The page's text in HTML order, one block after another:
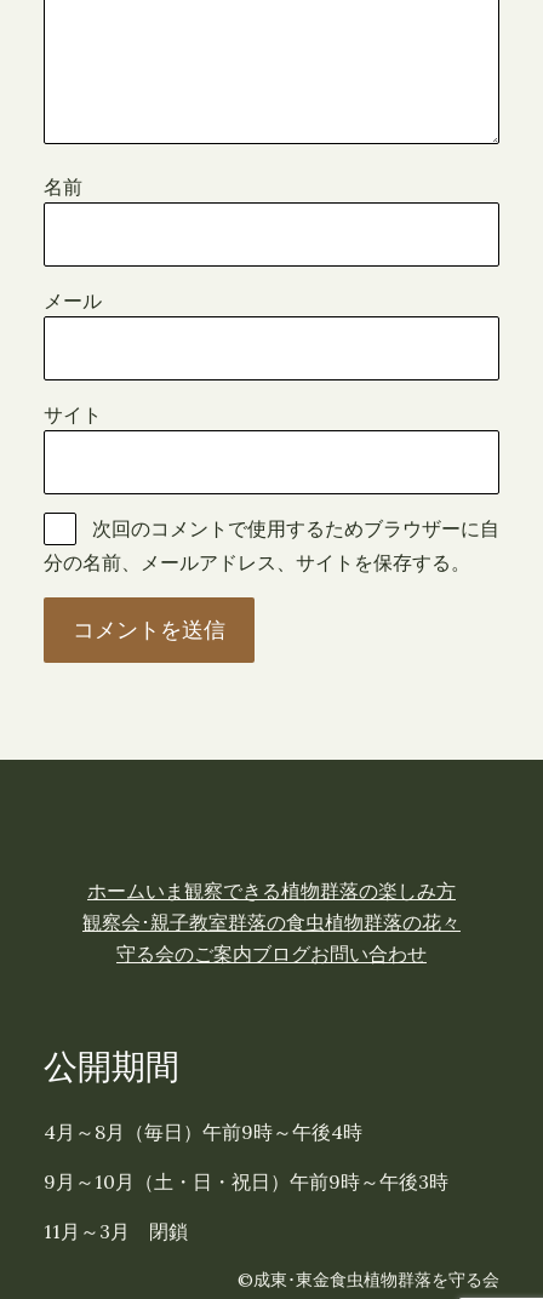
名前
メール
サイト
次回のコメントで使用するためブラウザーに自
分の名前、メールアドレス、サイトを保存する。
ホームいま観察できる植物群落の楽しみ方
観察会･親子教室群落の食虫植物群落の花々
守る会のご案内ブログお問い合わせ
公開期間
4月～8月（毎日）午前9時～午後4時
9月～10月（土・日・祝日）午前9時～午後3時
11月～3月 閉鎖
©成東･東金食虫植物群落を守る会